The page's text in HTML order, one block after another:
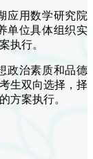
应用数学研究院
单位具体组织实
执行。
政治素质和品德
生双向选择，择
方案执行。